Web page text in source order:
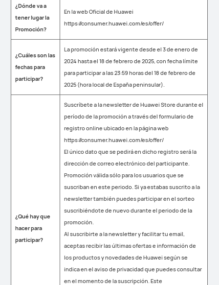
¿Dónde va a
tener lugar la
Promoción?
En la web Oficial de Huawei
https://consumer.huawei.com/es/offer/
¿Cuáles son las
fechas para
participar?
La promoción estará vigente desde el 3 de enero de
2024 hasta el 18 de febrero de 2025, con fecha límite
para participar a las 23:59 horas del 18 de febrero de
2025 (hora local de España peninsular).
¿Qué hay que
hacer para
participar?
Suscríbete a la newsletter de Huawei Store durante el
período de la promoción a través del formulario de
registro online ubicado en la página web
https://consumer.huawei.com/es/offer/
El único dato que se pedirá en dicho registro será la
dirección de correo electrónico del participante.
Promoción válida sólo para los usuarios que se
suscriban en este periodo. Si ya estabas suscrito a la
newsletter también puedes participar en el sorteo
suscribiéndote de nuevo durante el periodo de la
promoción.
Al suscribirte a la newsletter y facilitar tu email,
aceptas recibir las últimas ofertas e información de
los productos y novedades de Huawei según se
indica en el aviso de privacidad que puedes consultar
en el momento de la suscripción. Este